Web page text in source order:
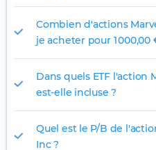
Combien d'actions
je acheter pour 1 000,00
Dans quels ETF l'action
est-elle incluse ?
Quel est le P/B de
Inc ?